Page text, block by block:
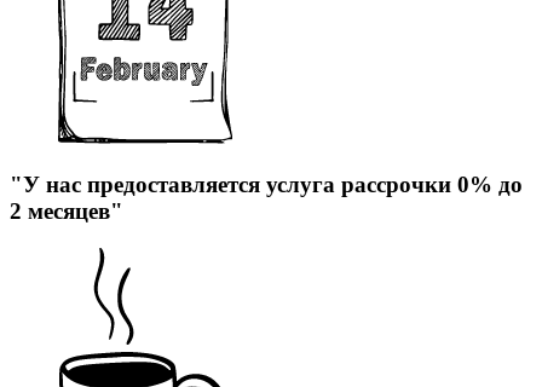
"У нас предоставляется услуга рассрочки 0% до
2 месяцев"